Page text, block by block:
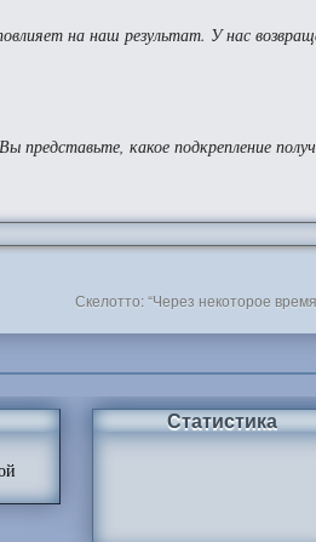
на наш результат. У нас
какое подкрепление
Скелотто: “Через некоторое
Статистика